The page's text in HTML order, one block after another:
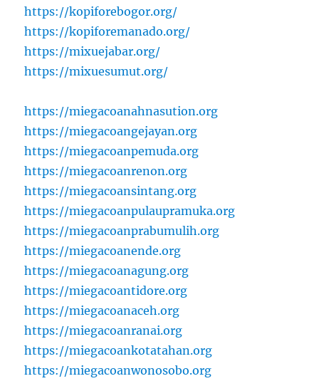
https://kopiforebogor.org/
https://kopiforemanado.org/
https://mixuejabar.org/
https://mixuesumut.org/
https://miegacoanahnasution.org
https://miegacoangejayan.org
https://miegacoanpemuda.org
https://miegacoanrenon.org
https://miegacoansintang.org
https://miegacoanpulaupramuka.org
https://miegacoanprabumulih.org
https://miegacoanende.org
https://miegacoanagung.org
https://miegacoantidore.org
https://miegacoanaceh.org
https://miegacoanranai.org
https://miegacoankotatahan.org
https://miegacoanwonosobo.org